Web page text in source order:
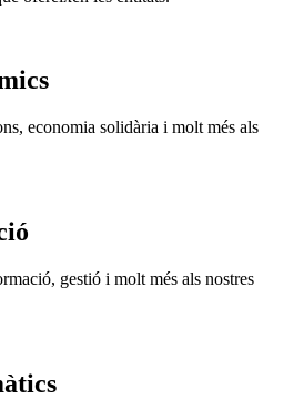
economia solidària i molt més als
gestió i molt més als nostres